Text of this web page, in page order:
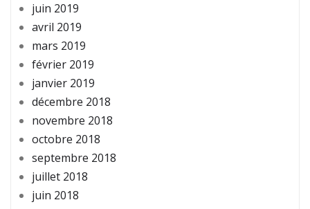
juin 2019
avril 2019
mars 2019
février 2019
janvier 2019
décembre 2018
novembre 2018
octobre 2018
septembre 2018
juillet 2018
juin 2018